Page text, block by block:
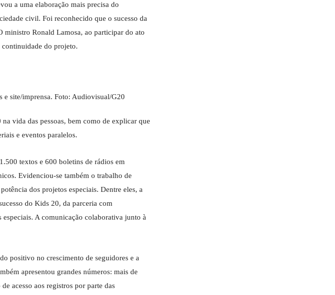
a uma elaboração mais precisa do
civil. Foi reconhecido que o sucesso da
ministro Ronald Lamosa, ao participar do ato
do projeto.
vida das pessoas, bem como de explicar que
e eventos paralelos.
textos e 600 boletins de rádios em
Evidenciou-se também o trabalho de
dos projetos especiais. Dentre eles, a
do Kids 20, da parceria com
A comunicação colaborativa junto à
positivo no crescimento de seguidores e a
apresentou grandes números: mais de
acesso aos registros por parte das